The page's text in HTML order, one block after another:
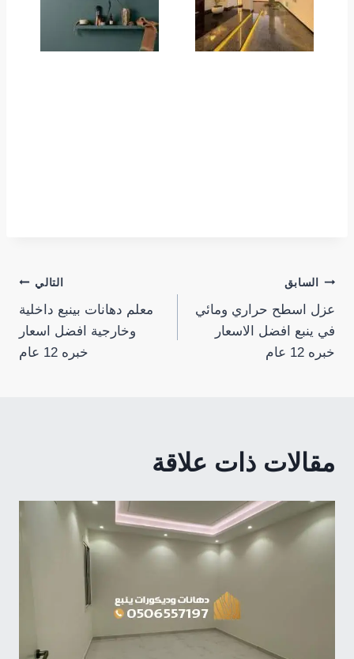
تصفّح
المقالات
السابق
عزل اسطح حراري ومائي
في ينبع افضل الاسعار
خبره 12 عام
التالي
معلم دهانات بينبع داخلية
وخارجية افضل اسعار
خبره 12 عام
مقالات ذات علاقة